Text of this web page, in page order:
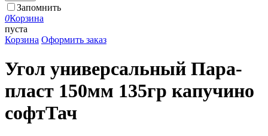
Запомнить
0Корзина
пуста
Корзина Оформить заказ
Угол универсальный Пара-
пласт 150мм 135гр капучино
софтТач